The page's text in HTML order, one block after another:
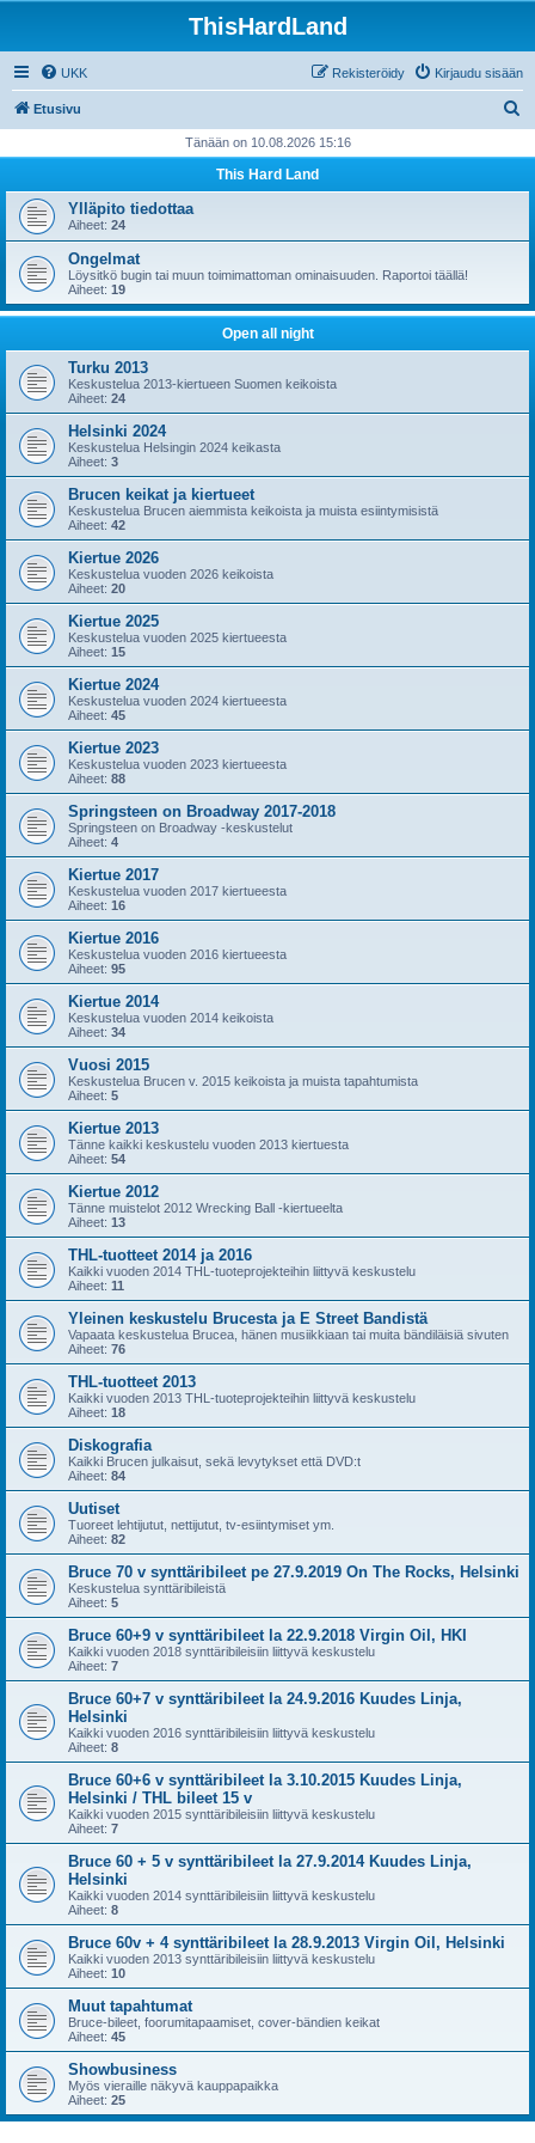
ThisHardLand
UKK Kirjaudu sisään
Rekisteröidy
Etusivu
i
Tänään on 10.08.2026 15:16
This Hard Land
Ylläpito tiedottaa
Aiheet: 24
Ongelmat
Löysitkö bugin tai muun toimimattoman ominaisuuden. Raportoi täällä!
Aiheet: 19
Open all night
Turku 2013
Keskustelua 2013-kiertueen Suomen keikoista
Aiheet: 24
Helsinki 2024
Keskustelua Helsingin 2024 keikasta
Aiheet: 3
Brucen keikat ja kiertueet
Keskustelua Brucen aiemmista keikoista ja muista esiintymisistä
Aiheet: 42
Kiertue 2026
Keskustelua vuoden 2026 keikoista
Aiheet: 20
Kiertue 2025
Keskustelua vuoden 2025 kiertueesta
Aiheet: 15
Kiertue 2024
Keskustelua vuoden 2024 kiertueesta
Aiheet: 45
Kiertue 2023
Keskustelua vuoden 2023 kiertueesta
Aiheet: 88
Springsteen on Broadway 2017-2018
Springsteen on Broadway -keskustelut
Aiheet: 4
Kiertue 2017
Keskustelua vuoden 2017 kiertueesta
Aiheet: 16
Kiertue 2016
Keskustelua vuoden 2016 kiertueesta
Aiheet: 95
Kiertue 2014
Keskustelua vuoden 2014 keikoista
Aiheet: 34
Vuosi 2015
Keskustelua Brucen v. 2015 keikoista ja muista tapahtumista
Aiheet: 5
Kiertue 2013
Tänne kaikki keskustelu vuoden 2013 kiertuesta
Aiheet: 54
Kiertue 2012
Tänne muistelot 2012 Wrecking Ball -kiertueelta
Aiheet: 13
THL-tuotteet 2014 ja 2016
Kaikki vuoden 2014 THL-tuoteprojekteihin liittyvä keskustelu
Aiheet: 11
Yleinen keskustelu Brucesta ja E Street Bandistä
Vapaata keskustelua Brucea, hänen musiikkiaan tai muita bändiläisiä sivuten
Aiheet: 76
THL-tuotteet 2013
Kaikki vuoden 2013 THL-tuoteprojekteihin liittyvä keskustelu
Aiheet: 18
Diskografia
Kaikki Brucen julkaisut, sekä levytykset että DVD:t
Aiheet: 84
Uutiset
Tuoreet lehtijutut, nettijutut, tv-esiintymiset ym.
Aiheet: 82
Bruce 70 v synttäribileet pe 27.9.2019 On The Rocks, Helsinki
Keskustelua synttäribileistä
Aiheet: 5
Bruce 60+9 v synttäribileet la 22.9.2018 Virgin Oil, HKI
Kaikki vuoden 2018 synttäribileisiin liittyvä keskustelu
Aiheet: 7
Bruce 60+7 v synttäribileet la 24.9.2016 Kuudes Linja,
Helsinki
Kaikki vuoden 2016 synttäribileisiin liittyvä keskustelu
Aiheet: 8
Bruce 60+6 v synttäribileet la 3.10.2015 Kuudes Linja,
Helsinki / THL bileet 15 v
Kaikki vuoden 2015 synttäribileisiin liittyvä keskustelu
Aiheet: 7
Bruce 60 + 5 v synttäribileet la 27.9.2014 Kuudes Linja,
Helsinki
Kaikki vuoden 2014 synttäribileisiin liittyvä keskustelu
Aiheet: 8
Bruce 60v + 4 synttäribileet la 28.9.2013 Virgin Oil, Helsinki
Kaikki vuoden 2013 synttäribileisiin liittyvä keskustelu
Aiheet: 10
Muut tapahtumat
Bruce-bileet, foorumitapaamiset, cover-bändien keikat
Aiheet: 45
Showbusiness
Myös vieraille näkyvä kauppapaikka
Aiheet: 25